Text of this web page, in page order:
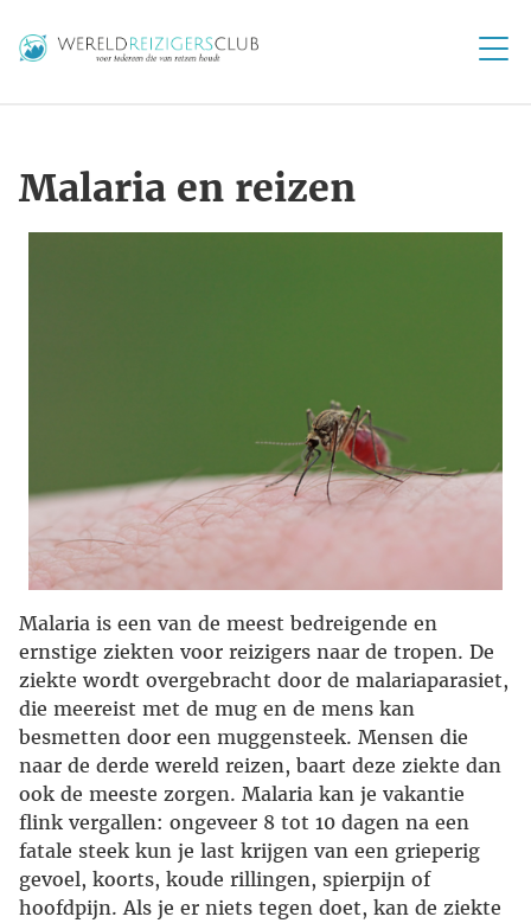
Malaria en reizen
Malaria is een van de meest bedreigende en
ernstige ziekten voor reizigers naar de tropen. De
ziekte wordt overgebracht door de malariaparasiet,
die meereist met de mug en de mens kan
besmetten door een muggensteek. Mensen die
naar de derde wereld reizen, baart deze ziekte dan
ook de meeste zorgen. Malaria kan je vakantie
flink vergallen: ongeveer 8 tot 10 dagen na een
fatale steek kun je last krijgen van een grieperig
gevoel, koorts, koude rillingen, spierpijn of
hoofdpijn. Als je er niets tegen doet, kan de ziekte